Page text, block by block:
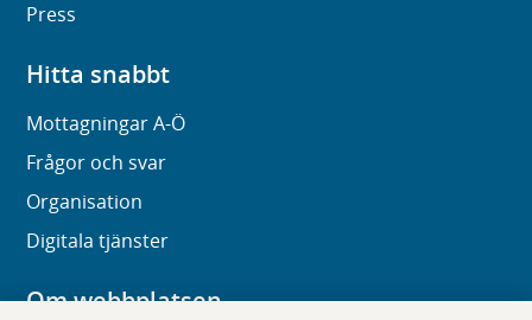
Press
Hitta snabbt
Mottagningar A-Ö
Frågor och svar
Organisation
Digitala tjänster
Om webbplatsen